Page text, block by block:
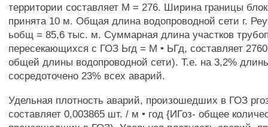
территории составляет М = 276. Ширина границы
принята 10 м. Общая длина водопроводной сети г.
ьобщ = 85,6 тыс. м. Суммарная длина участков
пересекающихся с ГОЗ Ьгд = М • ЬГд, составляет
общей длины водопроводной сети). Т.е. на 3,2%
сосредоточено 23% всех аварий.
Удельная плотность аварий, произошедших в ГОЗ
составляет 0,003865 шт. / м • год {ИГоз- общее